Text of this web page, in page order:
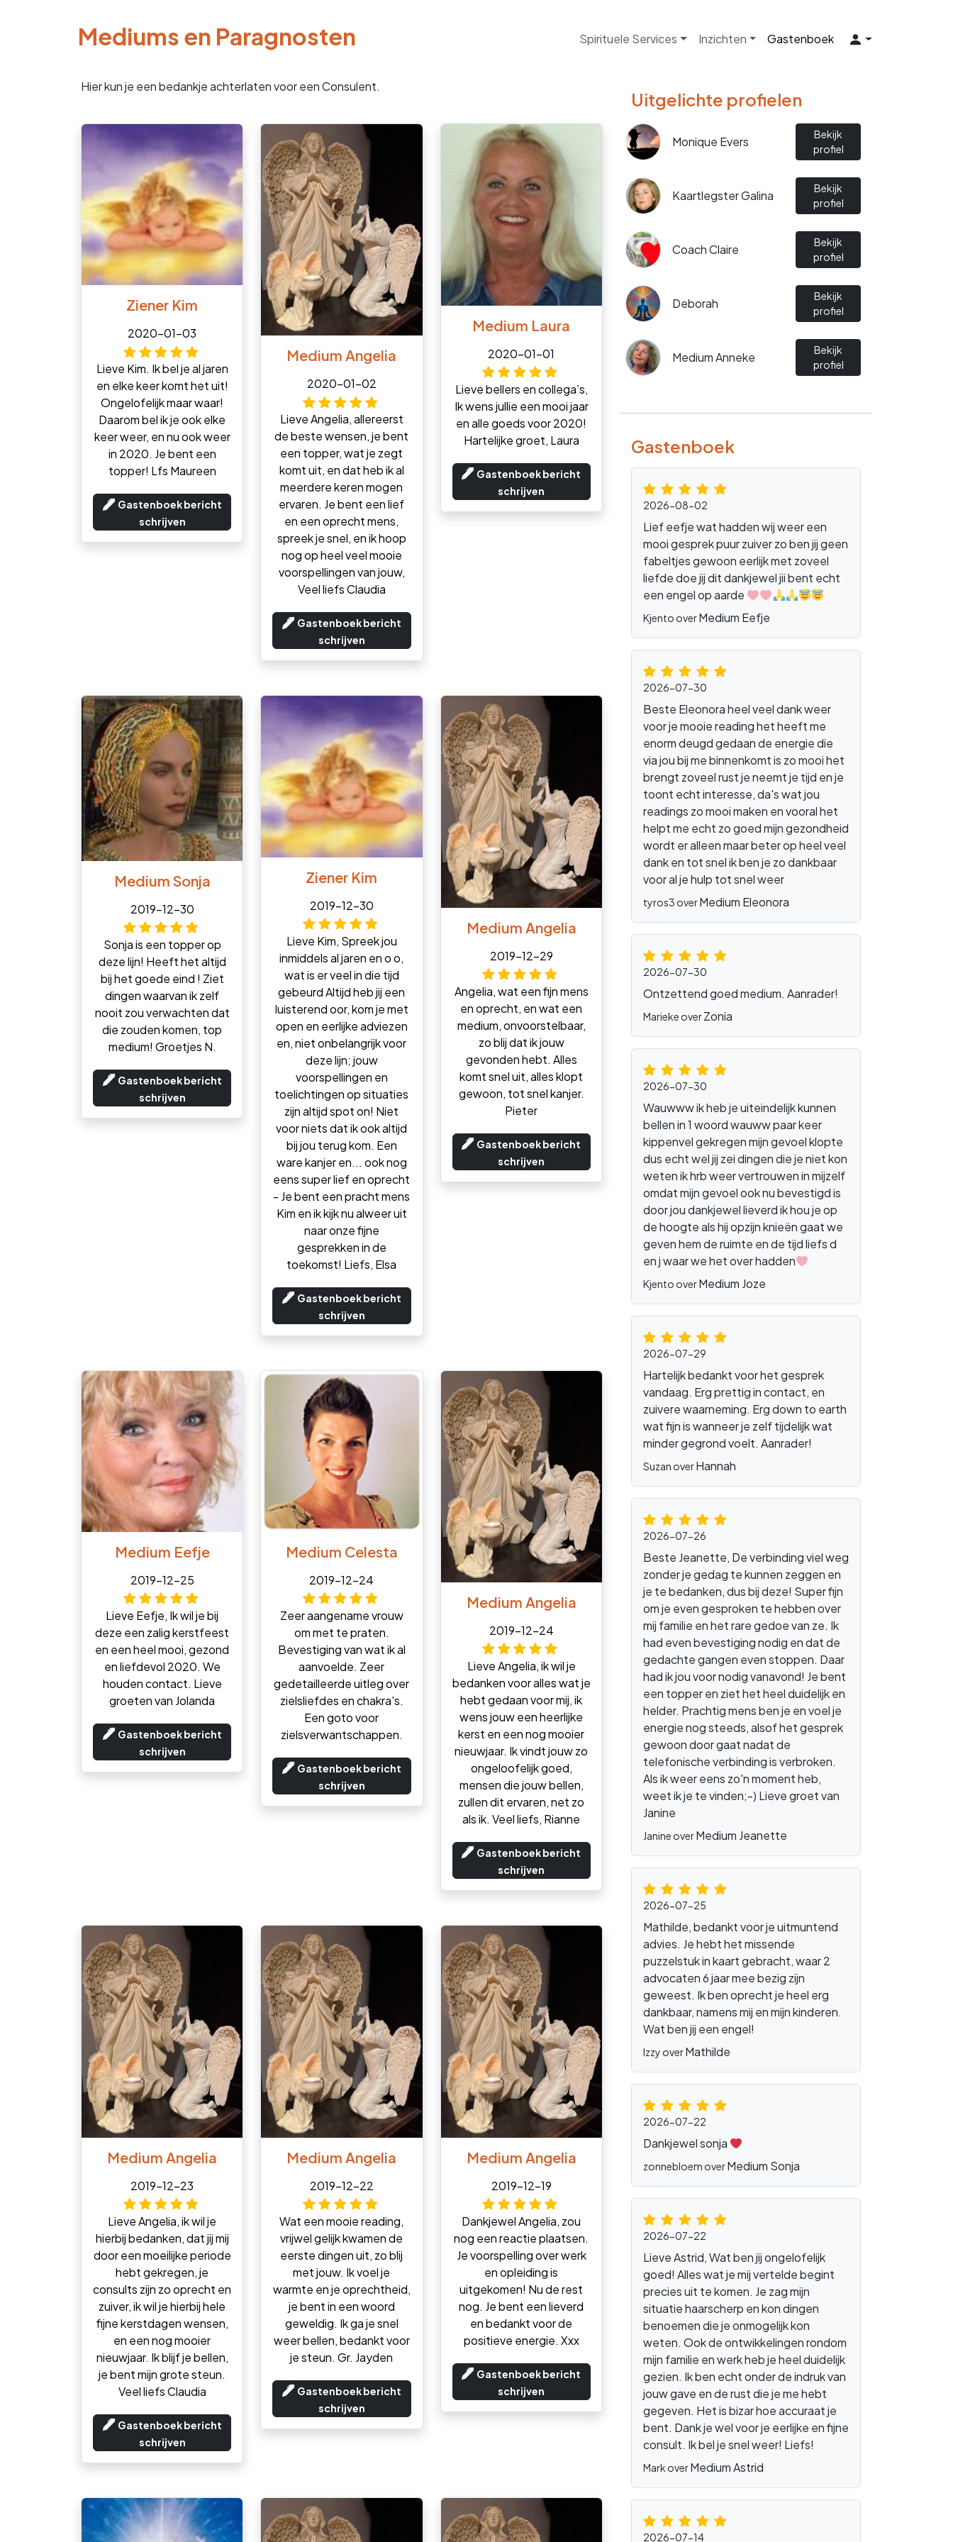
Mediums en Paragnosten Spirituele Services Inzichten Gastenboek
Hier kun je een bedankje achterlaten voor een Consulent.
Ziener Kim
2020-01-03
Lieve Kim. Ik bel je al jaren
en elke keer komt het uit!
Ongelofelijk maar waar!
Daarom bel ik je ook elke
keer weer, en nu ook weer
in 2020. Je bent een
topper! Lfs Maureen
Gastenboek bericht
schrijven
Medium Angelia
2020-01-02
Lieve Angelia, allereerst
de beste wensen, je bent
een topper, wat je zegt
komt uit, en dat heb ik al
meerdere keren mogen
ervaren. Je bent een lief
en een oprecht mens,
spreek je snel, en ik hoop
nog op heel veel mooie
voorspellingen van jouw,
Veel liefs Claudia
Gastenboek bericht
schrijven
Medium Laura
2020-01-01
Lieve bellers en collega’s,
Ik wens jullie een mooi jaar
en alle goeds voor 2020!
Hartelijke groet, Laura
Gastenboek bericht
schrijven
Medium Sonja
2019-12-30
Sonja is een topper op
deze lijn! Heeft het altijd
bij het goede eind ! Ziet
dingen waarvan ik zelf
nooit zou verwachten dat
die zouden komen, top
medium! Groetjes N.
Gastenboek bericht
schrijven
Ziener Kim
2019-12-30
Lieve Kim, Spreek jou
inmiddels al jaren en o o,
wat is er veel in die tijd
gebeurd Altijd heb jij een
luisterend oor, kom je met
open en eerlijke adviezen
en, niet onbelangrijk voor
deze lijn; jouw
voorspellingen en
toelichtingen op situaties
zijn altijd spot on! Niet
voor niets dat ik ook altijd
bij jou terug kom. Een
ware kanjer en... ook nog
eens super lief en oprecht
- Je bent een pracht mens
Kim en ik kijk nu alweer uit
naar onze fijne
gesprekken in de
toekomst! Liefs, Elsa
Gastenboek bericht
schrijven
Medium Angelia
2019-12-29
Angelia, wat een fijn mens
en oprecht, en wat een
medium, onvoorstelbaar,
zo blij dat ik jouw
gevonden hebt. Alles
komt snel uit, alles klopt
gewoon, tot snel kanjer.
Pieter
Gastenboek bericht
schrijven
Medium Eefje
2019-12-25
Lieve Eefje, Ik wil je bij
deze een zalig kerstfeest
en een heel mooi, gezond
en liefdevol 2020. We
houden contact. Lieve
groeten van Jolanda
Gastenboek bericht
schrijven
Medium Celesta
2019-12-24
Zeer aangename vrouw
om met te praten.
Bevestiging van wat ik al
aanvoelde. Zeer
gedetailleerde uitleg over
zielsliefdes en chakra's.
Een goto voor
zielsverwantschappen.
Gastenboek bericht
schrijven
Medium Angelia
2019-12-24
Lieve Angelia, ik wil je
bedanken voor alles wat je
hebt gedaan voor mij, ik
wens jouw een heerlijke
kerst en een nog mooier
nieuwjaar. Ik vindt jouw zo
ongeloofelijk goed,
mensen die jouw bellen,
zullen dit ervaren, net zo
als ik. Veel liefs, Rianne
Gastenboek bericht
schrijven
Medium Angelia
2019-12-23
Lieve Angelia, ik wil je
hierbij bedanken, dat jij mij
door een moeilijke periode
hebt gekregen, je
consults zijn zo oprecht en
zuiver, ik wil je hierbij hele
fijne kerstdagen wensen,
en een nog mooier
nieuwjaar. Ik blijf je bellen,
je bent mijn grote steun.
Veel liefs Claudia
Gastenboek bericht
schrijven
Medium Angelia
2019-12-22
Wat een mooie reading,
vrijwel gelijk kwamen de
eerste dingen uit, zo blij
met jouw. Ik voel je
warmte en je oprechtheid,
je bent in een woord
geweldig. Ik ga je snel
weer bellen, bedankt voor
je steun. Gr. Jayden
Gastenboek bericht
schrijven
Medium Angelia
2019-12-19
Dankjewel Angelia, zou
nog een reactie plaatsen.
Je voorspelling over werk
en opleiding is
uitgekomen! Nu de rest
nog. Je bent een lieverd
en bedankt voor de
positieve energie. Xxx
Gastenboek bericht
schrijven
Uitgelichte profielen
Monique Evers
Bekijk
profiel
Kaartlegster Galina
Bekijk
profiel
Coach Claire
Bekijk
profiel
Deborah
Bekijk
profiel
Medium Anneke
Bekijk
profiel
Gastenboek
2026-08-02
Lief eefje wat hadden wij weer een
mooi gesprek puur zuiver zo ben jij geen
fabeltjes gewoon eerlijk met zoveel
liefde doe jij dit dankjewel jii bent echt
een engel op aarde
Kjento overMedium Eefje
2026-07-30
Beste Eleonora heel veel dank weer
voor je mooie reading het heeft me
enorm deugd gedaan de energie die
via jou bij me binnenkomt is zo mooi het
brengt zoveel rust je neemt je tijd en je
toont echt interesse, da's wat jou
readings zo mooi maken en vooral het
helpt me echt zo goed mijn gezondheid
wordt er alleen maar beter op heel veel
dank en tot snel ik ben je zo dankbaar
voor al je hulp tot snel weer
tyros3 overMedium Eleonora
2026-07-30
Ontzettend goed medium. Aanrader!
Marieke overZonia
2026-07-30
Wauwww ik heb je uiteindelijk kunnen
bellen in 1 woord wauww paar keer
kippenvel gekregen mijn gevoel klopte
dus echt wel jij zei dingen die je niet kon
weten ik hrb weer vertrouwen in mijzelf
omdat mijn gevoel ook nu bevestigd is
door jou dankjewel lieverd ik hou je op
de hoogte als hij opzijn knieën gaat we
geven hem de ruimte en de tijd liefs d
en j waar we het over hadden
Kjento overMedium Joze
2026-07-29
Hartelijk bedankt voor het gesprek
vandaag. Erg prettig in contact, en
zuivere waarneming. Erg down to earth
wat fijn is wanneer je zelf tijdelijk wat
minder gegrond voelt. Aanrader!
Suzan overHannah
2026-07-26
Beste Jeanette, De verbinding viel weg
zonder je gedag te kunnen zeggen en
je te bedanken, dus bij deze! Super fijn
om je even gesproken te hebben over
mij familie en het rare gedoe van ze. Ik
had even bevestiging nodig en dat de
gedachte gangen even stoppen. Daar
had ik jou voor nodig vanavond! Je bent
een topper en ziet het heel duidelijk en
helder. Prachtig mens ben je en voel je
energie nog steeds, alsof het gesprek
gewoon door gaat nadat de
telefonische verbinding is verbroken.
Als ik weer eens zo'n moment heb,
weet ik je te vinden;-) Lieve groet van
Janine
Janine overMedium Jeanette
2026-07-25
Mathilde, bedankt voor je uitmuntend
advies. Je hebt het missende
puzzelstuk in kaart gebracht, waar 2
advocaten 6 jaar mee bezig zijn
geweest. Ik ben oprecht je heel erg
dankbaar, namens mij en mijn kinderen.
Wat ben jij een engel!
Izzy overMathilde
2026-07-22
Dankjewel sonja
zonnebloem overMedium Sonja
2026-07-22
Lieve Astrid, Wat ben jij ongelofelijk
goed! Alles wat je mij vertelde begint
precies uit te komen. Je zag mijn
situatie haarscherp en kon dingen
benoemen die je onmogelijk kon
weten. Ook de ontwikkelingen rondom
mijn familie en werk heb je heel duidelijk
gezien. Ik ben echt onder de indruk van
jouw gave en de rust die je me hebt
gegeven. Het is bizar hoe accuraat je
bent. Dank je wel voor je eerlijke en fijne
consult. Ik bel je snel weer! Liefs!
Mark overMedium Astrid
2026-07-14